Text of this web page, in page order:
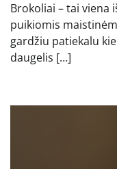
Brokoliai – tai viena
puikiomis
gardžiu patiekalu
daugelis […]